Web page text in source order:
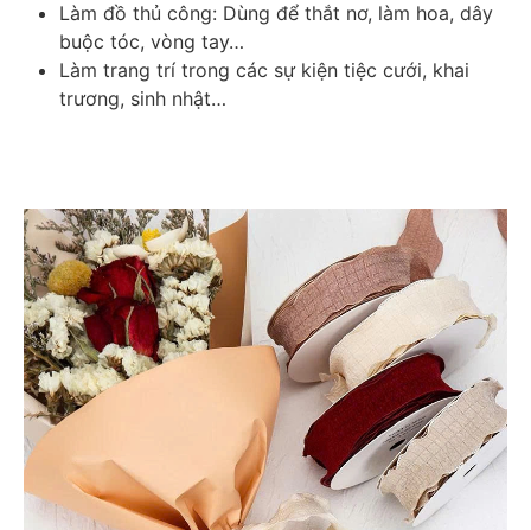
Làm đồ thủ công: Dùng để thắt nơ, làm hoa, dây
buộc tóc, vòng tay…
Làm trang trí trong các sự kiện tiệc cưới, khai
trương, sinh nhật…